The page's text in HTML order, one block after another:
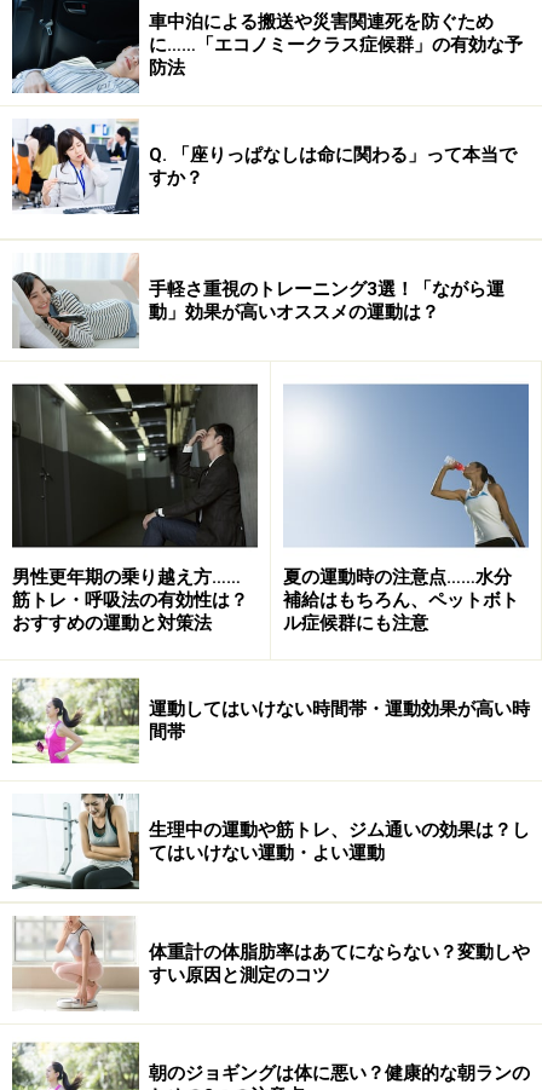
日がんばった体をいたわり、ゆっくりストレッチするこ
とでリラックス効果が期待できます。
1. 首すじを伸ばすタオルストレッチ
あごを引いて少し視線を下にしながら両腕で引きます
タオルを両手に持ち、頭の後ろに回します。息をゆっく
りと吐きながら両手でタオルを下に引っ張り、気持ちよ
く伸びている状態で15～30秒程度キープ。首の左側を伸
ばすときは右手のタオルをより強く引きながら左斜めを
見るようにし、右側を伸ばすときは左手のタオルを引い
て右斜めを見るようにします。
2. 二の腕を伸ばすタオルストレッチ
慣れてきたら少しずつ両手の幅をせばめて伸ばしてみましょ
う
右手でタオルの端を持って上げ、肘を曲げます。このと
きなるべく肘の位置を高く保つのがポイント。
左手を後ろに回してタオルを持ち、真下へ引き下ろして
右腕を伸ばします。このとき左手は出来るだけタオルの
上の方を持つとよいでしょう。逆サイドも同様に。15～
30秒程度キープ。
3. 体の側面を伸ばすタオルストレッチ
気持ちよく伸びるところまで左右にタオルを引いてみましょ
う
車中泊による搬送や災害関連死を防ぐため
に……「エコノミークラス症候群」の有効な予
防法
Q. 「座りっぱなしは命に関わる」って本当で
すか？
手軽さ重視のトレーニング3選！「ながら運
動」効果が高いオススメの運動は？
男性更年期の乗り越え方……
筋トレ・呼吸法の有効性は？
おすすめの運動と対策法
夏の運動時の注意点……水分
補給はもちろん、ペットボト
ル症候群にも注意
運動してはいけない時間帯・運動効果が高い時
間帯
生理中の運動や筋トレ、ジム通いの効果は？し
てはいけない運動・よい運動
体重計の体脂肪率はあてにならない？変動しや
すい原因と測定のコツ
朝のジョギングは体に悪い？健康的な朝ランの